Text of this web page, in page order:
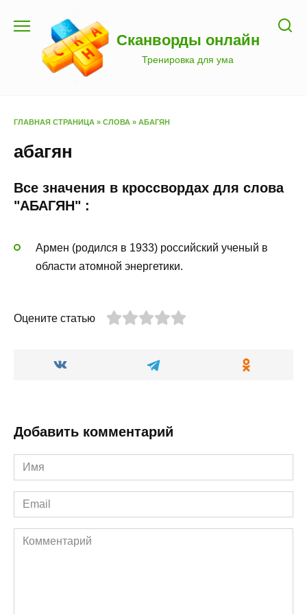
содержанию
Сканворды онлайн
Тренировка для ума
ГЛАВНАЯ СТРАНИЦА » СЛОВА » АБАГЯН
абагян
Все значения в кроссвордах для слова
"АБАГЯН" :
Армен (родился в 1933) российский ученый в
области атомной энергетики.
Оцените статью
Добавить комментарий
Имя
*
Email
*
Комментарий